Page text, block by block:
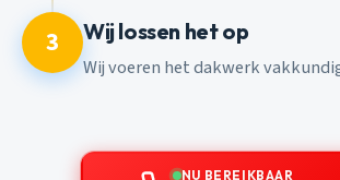
3 Wij lossen het op
Wij voeren het dakwerk
NU BEREIKBAAR